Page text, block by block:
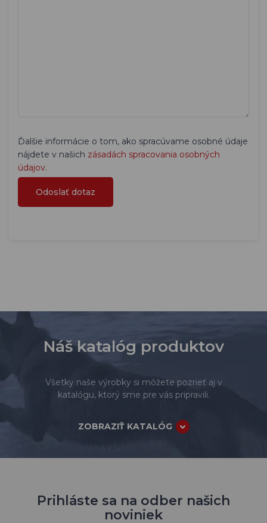
Ďalšie informácie o tom, ako spracúvame osobné údaje
nájdete v našich zásadách spracovania osobných
údajov.
Náš katalóg produktov
Všetky naše výrobky si môžete pozrieť aj v
katalógu, ktorý sme pre vás pripravili.
ZOBRAZIŤ KATALÓG
Prihláste sa na odber našich
noviniek